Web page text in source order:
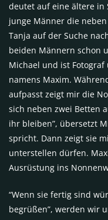
deutet auf eine ältere in
junge Männer die
Tanja auf der Suche
beiden Männern schon
Michael und ist
namens Maxim.
aufpasst zeigt mir die
sich neben zwei Betten
ihr bleiben”, übersetzt
spricht. Dann zeigt sie
unterstellen dürfen.
Ausrüstung ins
“Wenn sie fertig sind
begrüßen”, werden wir